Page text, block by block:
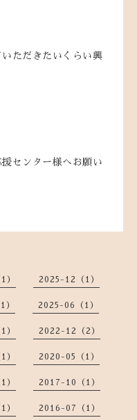
ただきたいくらい興
センター様へお願い
） 2025-12（1）
） 2025-06（1）
） 2022-12（2）
） 2020-05（1）
） 2017-10（1）
） 2016-07（1）